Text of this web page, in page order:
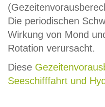
Die periodischen
Wirkung von Mond
Rotation verursacht.
Diese
Seeschifffahrt und